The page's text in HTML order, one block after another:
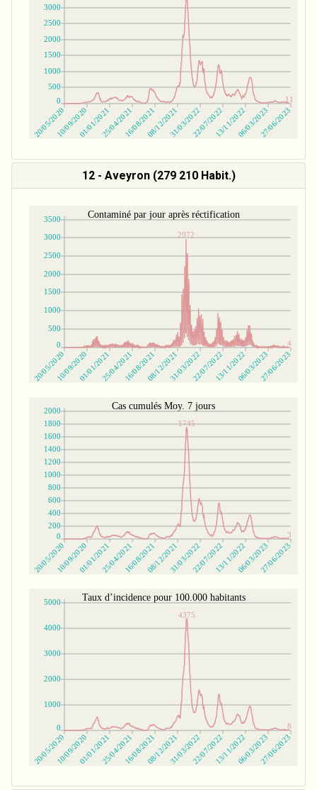
12 - Aveyron (279 210 Habit.)